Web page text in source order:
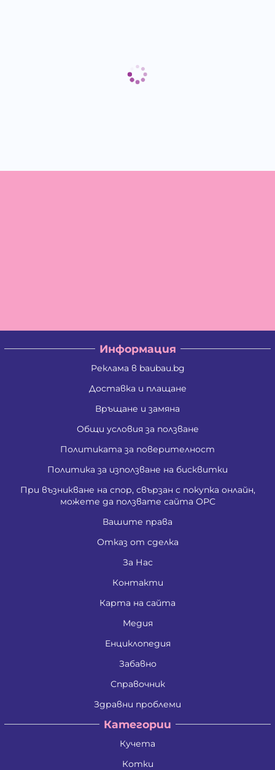
Информация
Реклама в baubau.bg
Доставка и плащане
Връщане и замяна
Общи условия за ползване
Политиката за поверителност
Политика за използване на бисквитки
При възникване на спор, свързан с покупка онлайн,
можете да ползвате сайта ОРС
Вашите права
Отказ от сделка
За Нас
Контакти
Карта на сайта
Медия
Енциклопедия
Забавно
Справочник
Здравни проблеми
Категории
Кучета
Котки